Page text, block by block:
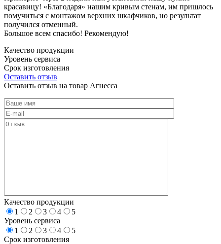
красавицу! «Благодаря» нашим кривым стенам, им пришлось
помучиться с монтажом верхних шкафчиков, но результат
получился отменный.
Большое всем спасибо! Рекомендую!
Качество продукции
Уровень сервиса
Срок изготовления
Оставить отзыв
Оставить отзыв на товар Агнесса
Качество продукции
1
2 3 4
5
Уровень сервиса
1
2 3 4
5
Срок изготовления